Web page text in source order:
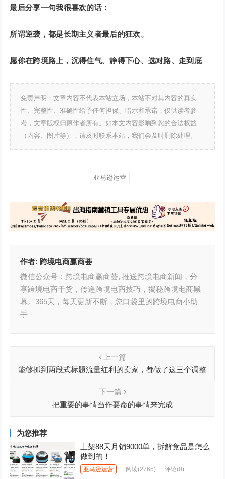
最后分享一句我很喜欢的话：
所谓逆袭，都是长期主义者最后的狂欢。
愿你在跨境路上，沉得住气、静得下心、选对路、走到底
免责声明：文章内容不代表本站立场，本站不对其内容的真实
性、完整性、准确性给予任何担保、暗示和承诺，仅供读者参
考，文章版权归原作者所有。如本文内容影响到您的合法权益
（内容、图片等），请及时联系本站，我们会及时删除处理。
亚马逊运营
作者: 跨境电商赢商荟
微信公众号：跨境电商赢商荟, 推送跨境电商新闻，分
享跨境电商干货，传递跨境电商技巧，揭秘跨境电商黑
幕。365天，每天更新不断，您口袋里的跨境电商小助
手
上一篇
能够抓到两段式标题流量红利的卖家，都做了这三个调整
下一篇
把重要的事情当作要命的事情来完成
为您推荐
上架88天月销9000单，拆解竞品是怎么
做到的！
亚马逊运营 阅读(2765) 评论(0)